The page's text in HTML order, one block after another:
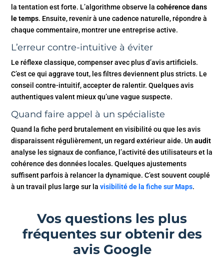
la tentation est forte. L’algorithme observe lacohérence dans
le temps. Ensuite, revenir à une cadence naturelle, répondre à
chaque commentaire, montrer une entreprise active.
L’erreur contre-intuitive à éviter
Le réflexe classique, compenser avec plus d’avis artificiels.
C’est ce qui aggrave tout, les filtres deviennent plus stricts. Le
conseil contre-intuitif, accepter de ralentir. Quelques avis
authentiques valent mieux qu’une vague suspecte.
Quand faire appel à un spécialiste
Quand la fiche perd brutalement en visibilité ou que les avis
disparaissent régulièrement, un regard extérieur aide. Unaudit
analyse les signaux de confiance, l’activité des utilisateurs et la
cohérence des données locales. Quelques ajustements
suffisent parfois à relancer la dynamique. C’est souvent couplé
à un travail plus large sur lavisibilité de la fiche sur Maps.
Vos questions les plus
fréquentes sur obtenir des
avis Google